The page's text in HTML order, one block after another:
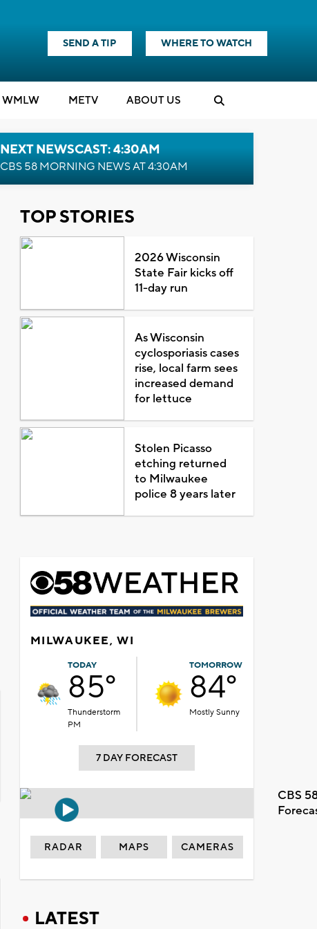
SEND A TIP WHERE TO WATCH
WMLW METV ABOUT US
NEXT NEWSCAST: 4:30AM
CBS 58 MORNING NEWS AT 4:30AM
TOP STORIES
2026 Wisconsin
State Fair kicks off
11-day run
As Wisconsin
cyclosporiasis cases
rise, local farm sees
increased demand
for lettuce
Stolen Picasso
etching returned
to Milwaukee
police 8 years later
MILWAUKEE, WI
TODAY
85°
Thunderstorm
PM
TOMORROW
84°
Mostly Sunny
7 DAY FORECAST
CBS
RADAR MAPS CAMERAS
LATEST